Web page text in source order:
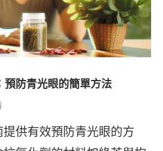
預防青光眼的簡單方法
供有效預防青光眼的方